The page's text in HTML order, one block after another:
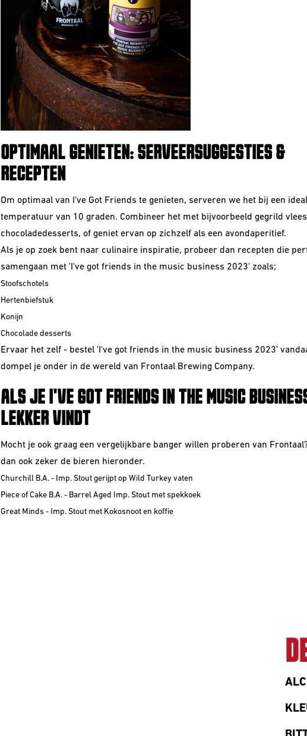
OPTIMAAL GENIETEN: SERVEERSUGGESTIES &
RECEPTEN
Om optimaal van I've Got Friends te genieten, serveren we het bij een
temperatuur van 10 graden. Combineer het met bijvoorbeeld gegrild
chocoladedesserts, of geniet ervan op zichzelf als een avondaperitief.
Als je op zoek bent naar culinaire inspiratie, probeer dan recepten die
samengaan met 'I've got friends in the music business 2023' zoals;
Stoofschotels
Hertenbiefstuk
Konijn
Chocolade desserts
Ervaar het zelf - bestel 'I've got friends in the music business 2023'
dompel je onder in de wereld van Frontaal Brewing Company.
ALS JE I'VE GOT FRIENDS IN THE MUSIC
LEKKER VINDT
Mocht je ook graag een vergelijkbare banger willen proberen van
dan ook zeker de bieren hieronder.
Churchill B.A. - Imp. Stout gerijpt op Wild Turkey vaten
Piece of Cake B.A. - Barrel Aged Imp. Stout met spekkoek
Great Minds - Imp. Stout met Kokosnoot en koffie